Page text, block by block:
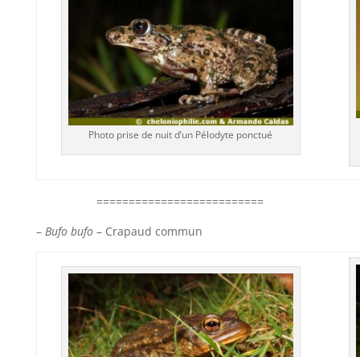
Photo prise de nuit d’un Pélodyte ponctué
==========================
– Bufo bufo – Crapaud commun